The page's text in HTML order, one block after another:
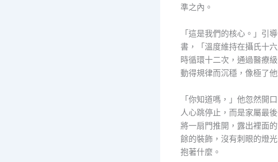
準之內。
「這是我們的核心。」引
書，「溫度維持在攝氏十
時循環十二次，通過醫療
動得規律而沉穩，像極了
「你知道嗎，」他忽然開
人心跳停止，而是家屬最
將一扇門推開，露出裡面
餘的裝飾，沒有刺眼的燈
抱著什麼。